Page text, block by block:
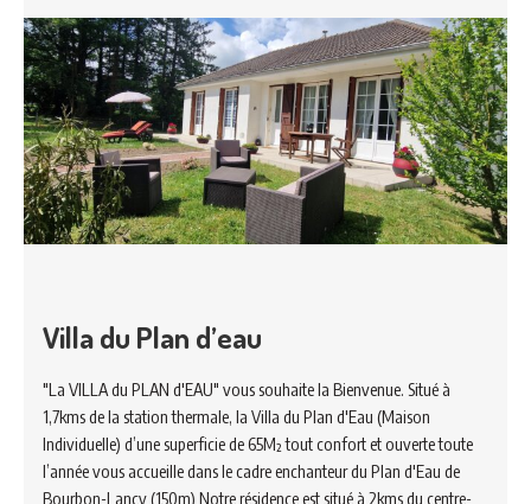
Villa du Plan d’eau
"La VILLA du PLAN d'EAU" vous souhaite la Bienvenue. Situé à
1,7kms de la station thermale, la Villa du Plan d'Eau (Maison
Individuelle) d’une superficie de 65M² tout confort et ouverte toute
l’année vous accueille dans le cadre enchanteur du Plan d'Eau de
Bourbon-Lancy (150m) Notre résidence est situé à 2kms du centre-